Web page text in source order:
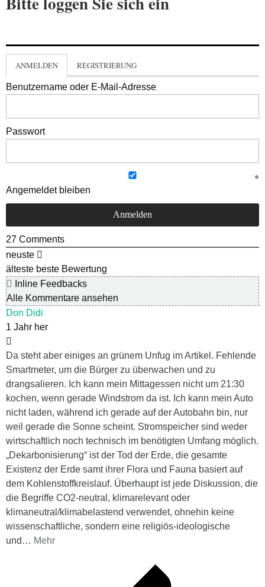
ANMELDEN REGISTRIERUNG
Benutzername oder E-Mail-Adresse
Passwort
Angemeldet bleiben
27 Comments
neuste
älteste beste Bewertung
Inline Feedbacks
Alle Kommentare ansehen
Don Didi
1 Jahr her
Da steht aber einiges an grünem Unfug im Artikel. Fehlende
Smartmeter, um die Bürger zu überwachen und zu
drangsalieren. Ich kann mein Mittagessen nicht um 21:30
kochen, wenn gerade Windstrom da ist. Ich kann mein Auto
nicht laden, während ich gerade auf der Autobahn bin, nur
weil gerade die Sonne scheint. Stromspeicher sind weder
wirtschaftlich noch technisch im benötigten Umfang möglich.
„Dekarbonisierung“ ist der Tod der Erde, die gesamte
Existenz der Erde samt ihrer Flora und Fauna basiert auf
dem Kohlenstoffkreislauf. Überhaupt ist jede Diskussion, die
die Begriffe CO2-neutral, klimarelevant oder
klimaneutral/klimabelastend verwendet, ohnehin keine
wissenschaftliche, sondern eine religiös-ideologische
und … Mehr